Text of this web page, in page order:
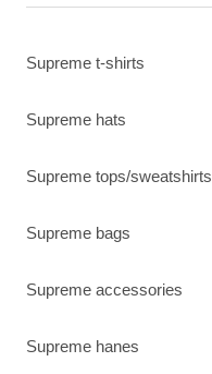
Supreme t-shirts
Supreme hats
Supreme tops/sweatshirts
Supreme bags
Supreme accessories
Supreme hanes